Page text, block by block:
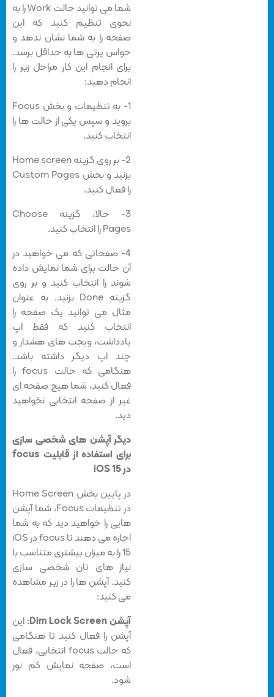
شما می توانید حالت Work را به
نحوی تنظیم کنید که این
صفحه را به شما نشان ندهد و
حواس پرتی ها به حداقل برسد.
برای انجام این کار مراحل زیر را
انجام دهید:
1- به تنظیمات و بخش Focus
بروید و سپس یکی از حالت ها را
انتخاب کنید.
2- بر روی گزینه Home screen
بزنید و بخش Custom Pages
را فعال کنید.
3- حالا، گزینه Choose
Pages را انتخاب کنید.
4- صفحاتی که می خواهید در
آن حالت برای شما نمایش داده
شوند را انتخاب کنید و بر روی
گزینه Done بزنید. به عنوان
مثال می توانید یک صفحه را
انتخاب کنید که فقط اپ
یادداشت، ویجت های هشدار و
چند اپ دیگر داشته باشد.
هنگامی که حالت focus را
فعال کنید، شما هیچ صفحه ای
غیر از صفحه انتخابی نخواهید
دیگر آپشن های شخصی سازی
برای استفاده از قابلیت focus
در پایین بخش Home Screen
در تنظیمات Focus، شما آپشن
هایی را خواهید دید که به شما
اجازه می دهند تا focus در iOS
15 را به میزان بیشتری متناسب با
نیاز های تان شخصی سازی
کنید. آپشن ها را در زیر مشاهده
می کنید:
آپشن Dim Lock Screen
: این
آپشن را فعال کنید تا هنگامی
که حالت focus انتخابی، فعال
است، صفحه نمایش کم نور
شود.